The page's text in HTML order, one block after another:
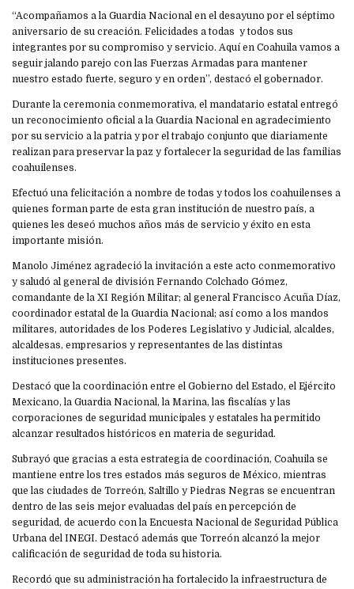
“Acompañamos a la Guardia Nacional en el desayuno por el séptimo
aniversario de su creación. Felicidades a todas y todos sus
integrantes por su compromiso y servicio. Aquí en Coahuila vamos a
seguir jalando parejo con las Fuerzas Armadas para mantener
nuestro estado fuerte, seguro y en orden”, destacó el gobernador.
Durante la ceremonia conmemorativa, el mandatario estatal entregó
un reconocimiento oficial a la Guardia Nacional en agradecimiento
por su servicio a la patria y por el trabajo conjunto que diariamente
realizan para preservar la paz y fortalecer la seguridad de las familias
coahuilenses.
Efectuó una felicitación a nombre de todas y todos los coahuilenses a
quienes forman parte de esta gran institución de nuestro país, a
quienes les deseó muchos años más de servicio y éxito en esta
importante misión.
Manolo Jiménez agradeció la invitación a este acto conmemorativo
y saludó al general de división Fernando Colchado Gómez,
comandante de la XI Región Militar; al general Francisco Acuña Díaz,
coordinador estatal de la Guardia Nacional; así como a los mandos
militares, autoridades de los Poderes Legislativo y Judicial, alcaldes,
alcaldesas, empresarios y representantes de las distintas
instituciones presentes.
Destacó que la coordinación entre el Gobierno del Estado, el Ejército
Mexicano, la Guardia Nacional, la Marina, las fiscalías y las
corporaciones de seguridad municipales y estatales ha permitido
alcanzar resultados históricos en materia de seguridad.
Subrayó que gracias a esta estrategia de coordinación, Coahuila se
mantiene entre los tres estados más seguros de México, mientras
que las ciudades de Torreón, Saltillo y Piedras Negras se encuentran
dentro de las seis mejor evaluadas del país en percepción de
seguridad, de acuerdo con la Encuesta Nacional de Seguridad Pública
Urbana del INEGI. Destacó además que Torreón alcanzó la mejor
calificación de seguridad de toda su historia.
Recordó que su administración ha fortalecido la infraestructura de